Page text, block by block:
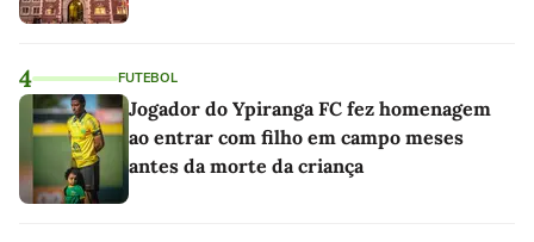
4 FUTEBOL
Jogador do Ypiranga FC fez homenagem
ao entrar com filho em campo meses
antes da morte da criança